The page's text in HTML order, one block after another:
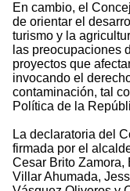
En cambio, el
de orientar el
turismo y la
las preocupaciones
proyectos que
invocando el
contaminación, tal
Política de la
La declaratoria del
firmada por el
Cesar Brito Zamora,
Villar Ahumada,